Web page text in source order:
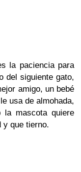
la paciencia para
del siguiente gato,
amigo, un bebé
usa de almohada,
la mascota quiere
y que tierno.